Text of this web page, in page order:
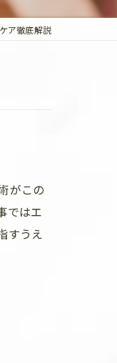
ア徹底解説
がこの
ではエ
すうえ